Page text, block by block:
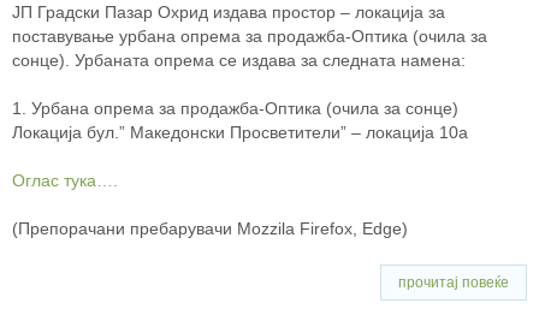
ЈП Градски Пазар Охрид издава простор – локација за
поставување урбана опрема за продажба-Оптика (очила за
сонце). Урбаната опрема се издава за следната намена:
1. Урбана oпpeмa за продажба-Оптика (очила за сонце)
Локација бул.” Македонски Просветители” – локација 10а
Оглас тука….
(Препорачани пребарувачи Mozzila Firefox, Edge)
прочитај повеќе